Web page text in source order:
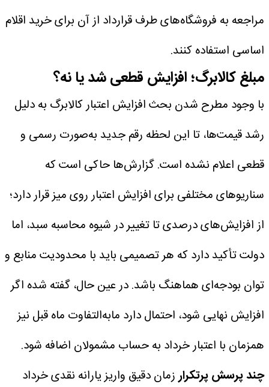
مراجعه به فروشگاه‌های طرف قرارداد از آن برای خرید اقلام
اساسی استفاده کنند.
مبلغ کالابرگ؛ افزایش قطعی شد یا نه؟
با وجود مطرح شدن بحث افزایش اعتبار کالابرگ به دلیل
رشد قیمت‌ها، تا این لحظه رقم جدید به‌صورت رسمی و
قطعی اعلام نشده است. گزارش‌ها حاکی است که
سناریوهای مختلفی برای افزایش اعتبار روی میز قرار دارد؛
از افزایش‌های درصدی تا تغییر در شیوه محاسبه سبد، اما
دولت تأکید دارد که هر تصمیمی باید با محدودیت منابع و
توان بودجه‌ای هماهنگ باشد.در عین حال، گفته شده اگر
افزایش نهایی شود، احتمال دارد مابه‌التفاوت ماه قبل نیز
همزمان با اعتبار خرداد به حساب مشمولان اضافه شود.
چند پرسش پرتکرارزمان دقیق واریز یارانه نقدی خرداد